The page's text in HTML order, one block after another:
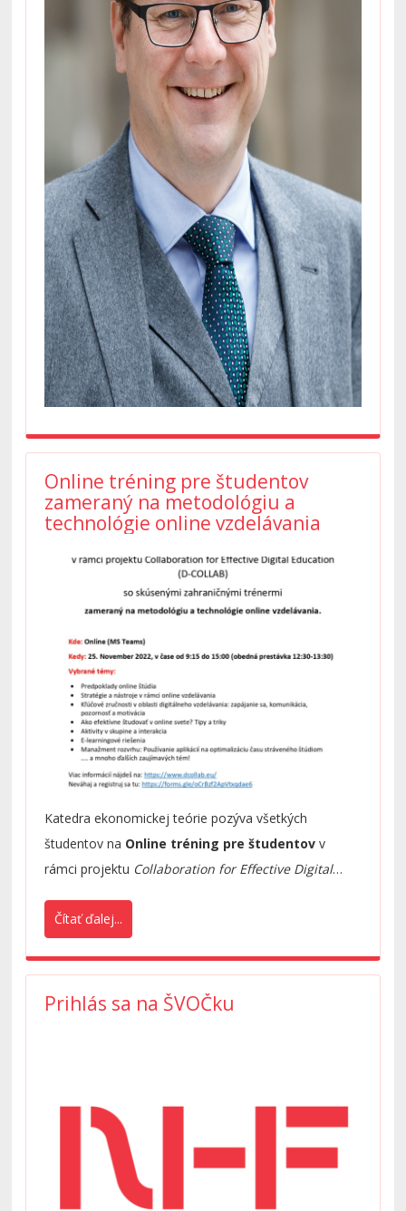
Online tréning pre študentov
zameraný na metodológiu a
technológie online vzdelávania
Katedra ekonomickej teórie pozýva všetkých
študentov na Online tréning pre študentov v
rámci projektu Collaboration for Effective Digital
trénermi zameraný na metodológiu a technológie
Čítať ďalej...
Prihlás sa na ŠVOČku